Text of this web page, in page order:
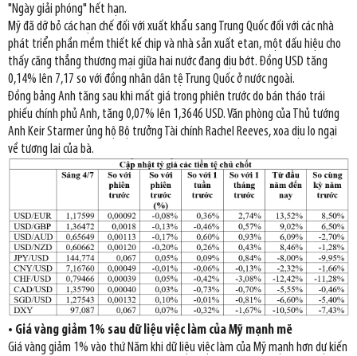
"Ngày giải phóng" hết hạn.
Mỹ đã dỡ bỏ các hạn chế đối với xuất khẩu sang Trung Quốc đối với các nhà
phát triển phần mềm thiết kế chip và nhà sản xuất etan, một dấu hiệu cho
thấy căng thẳng thương mại giữa hai nước đang dịu bớt. Đồng USD tăng
0,14% lên 7,17 so với đồng nhân dân tệ Trung Quốc ở nước ngoài.
Đồng bảng Anh tăng sau khi mất giá trong phiên trước do bán tháo trái
phiếu chính phủ Anh, tăng 0,07% lên 1,3646 USD. Văn phòng của Thủ tướng
Anh Keir Starmer ủng hộ Bộ trưởng Tài chính Rachel Reeves, xoa dịu lo ngại
về tương lai của bà.
• Giá vàng giảm 1% sau dữ liệu việc làm của Mỹ mạnh mẽ
Giá vàng giảm 1% vào thứ Năm khi dữ liệu việc làm của Mỹ mạnh hơn dự kiến